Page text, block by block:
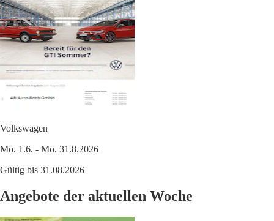
Volkswagen
Mo. 1.6. - Mo. 31.8.2026
Gültig bis 31.08.2026
Angebote der aktuellen Woche